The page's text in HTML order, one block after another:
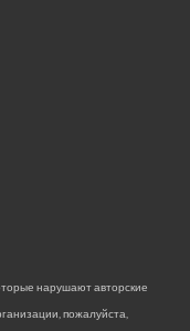
нарушают авторские
пожалуйста,